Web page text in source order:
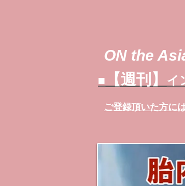
ON the
■ 【週刊】 イ
ご登録頂いた方には